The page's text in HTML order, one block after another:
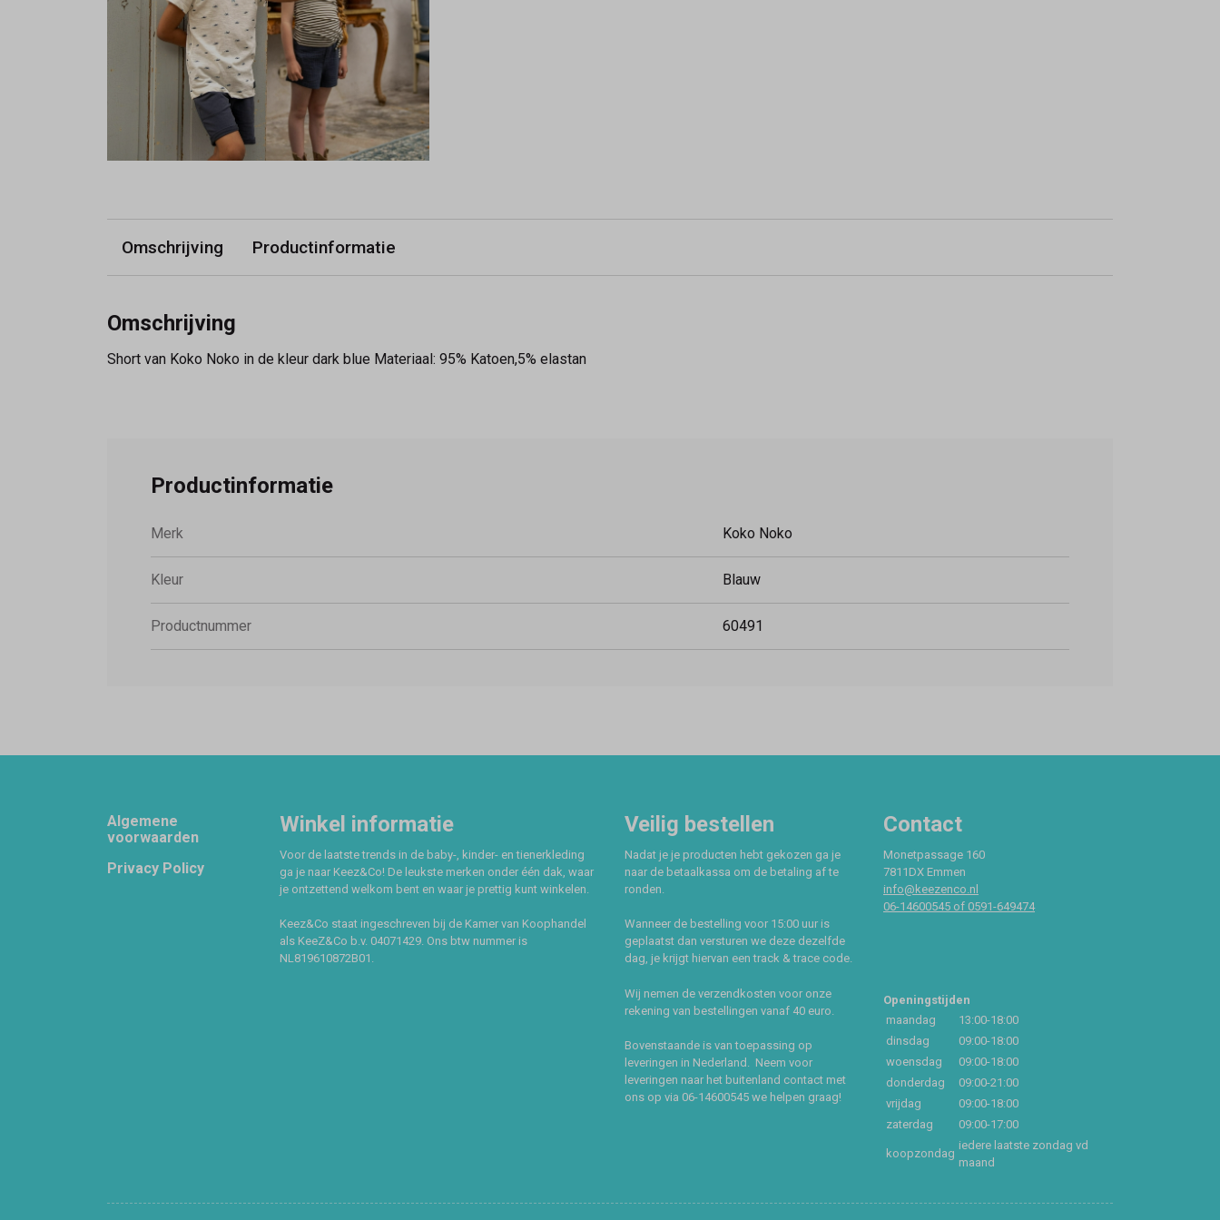
Omschrijving Productinformatie
Omschrijving
Short van Koko Noko in de kleur dark blue Materiaal: 95% Katoen,5% elastan
Productinformatie
Merk Koko Noko
Kleur Blauw
Productnummer 60491
Footer
Algemene
voorwaarden
Privacy Policy
Winkel informatie
Voor de laatste trends in de baby-, kinder- en tienerkleding
ga je naar Keez&Co! De leukste merken onder één dak, waar
je ontzettend welkom bent en waar je prettig kunt winkelen.
Keez&Co staat ingeschreven bij de Kamer van Koophandel
als KeeZ&Co b.v. 04071429. Ons btw nummer is
NL819610872B01.
Veilig bestellen
Nadat je je producten hebt gekozen ga je
naar de betaalkassa om de betaling af te
ronden.
Wanneer de bestelling voor 15:00 uur is
geplaatst dan versturen we deze dezelfde
dag, je krijgt hiervan een track & trace code.
Wij nemen de verzendkosten voor onze
rekening van bestellingen vanaf 40 euro.
Bovenstaande is van toepassing op
leveringen in Nederland. Neem voor
leveringen naar het buitenland contact met
ons op via 06-14600545 we helpen graag!
Contact
Monetpassage 160
7811DX Emmen
info@keezenco.nl
06-14600545 of 0591-649474
Openingstijden
maandag
13:00-18:00
dinsdag
09:00-18:00
woensdag
09:00-18:00
donderdag
09:00-21:00
vrijdag
09:00-18:00
zaterdag
09:00-17:00
koopzondag
iedere laatste zondag vd
maand